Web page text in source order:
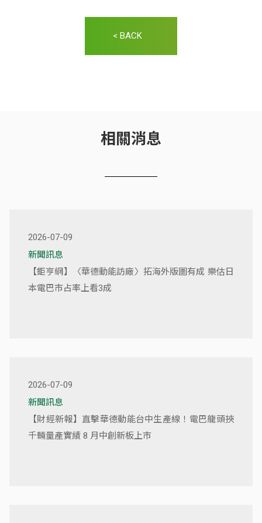
< BACK
相關消息
2026-07-09
新聞訊息
【鉅亨網】〈華德動能訪廠〉拓海外版圖有成 樂估日
本電巴市占率上看3成
2026-07-09
新聞訊息
【財經新報】直擊華德動能台中生產線！電巴龍頭挾
千輛量產實績 8 月中創新板上市